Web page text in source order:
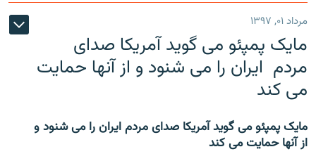
مرداد ۰۱, ۱۳۹۷
مایک پمپئو می گوید آمریکا صدای
مردم ایران را می شنود و از آنها حمایت
می کند
مایک پمپئو می گوید آمریکا صدای مردم ایران را می شنود و
از آنها حمایت می کند